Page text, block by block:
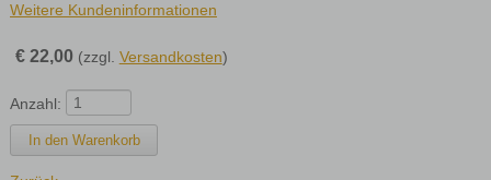
Weitere Kundeninformationen
€22,00 (zzgl. Versandkosten)
Anzahl: